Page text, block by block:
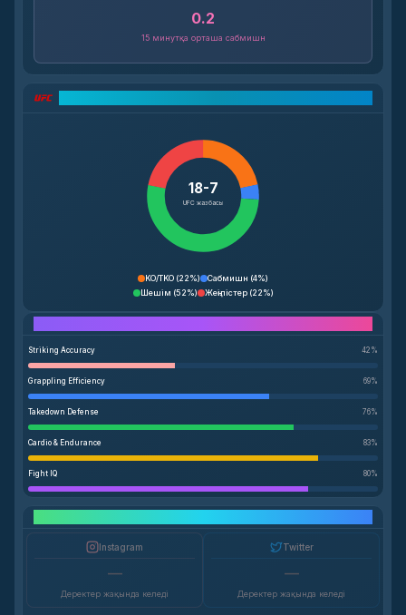
0.2
15 минутқа орташа сабмишн
18-7
UFC жазбасы
KO/TKO (22%) Сабмишн (4%)
Шешім (52%) Жеңілістер(22%)
Striking Accuracy 42 %
Grappling Efficiency 69%
Takedown Defense 76%
Cardio & Endurance 83%
Fight IQ 80%
Instagram
—
Деректер жақында келеді
Twitter
—
Деректер жақында келеді